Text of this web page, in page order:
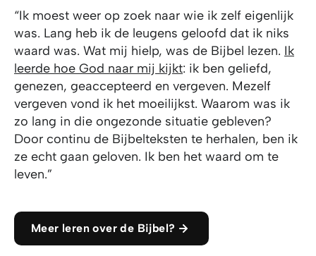
“Ik moest weer op zoek naar wie ik zelf eigenlijk
was. Lang heb ik de leugens geloofd dat ik niks
waard was. Wat mij hielp, was de Bijbel lezen. Ik
leerde hoe God naar mij kijkt: ik ben geliefd,
genezen, geaccepteerd en vergeven. Mezelf
vergeven vond ik het moeilijkst. Waarom was ik
zo lang in die ongezonde situatie gebleven?
Door continu de Bijbelteksten te herhalen, ben ik
ze echt gaan geloven. Ik ben het waard om te
leven.”
Meer leren over de Bijbel?